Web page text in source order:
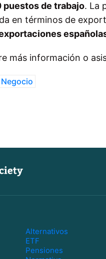
puestos de trabajo. La
en términos de
más información o
Negocio
Alternativos
ETF
Pensiones